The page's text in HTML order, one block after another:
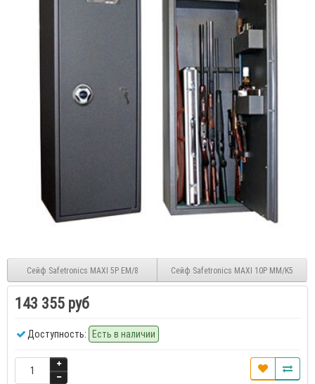
Сейф Safetronics MAXI 5P EM/8 Сейф Safetronics MAXI 10P MM/K5
143 355 руб
Доступность: Есть в наличии